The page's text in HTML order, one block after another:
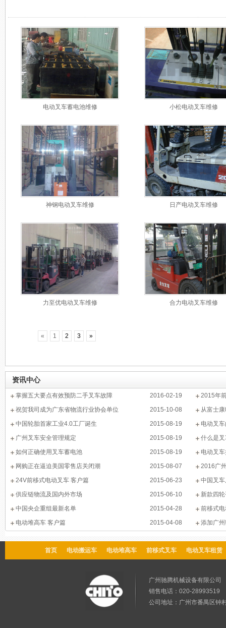
电动叉车蓄电池维修 小松电动叉车维修
神钢电动叉车维修 日产电动叉车维修
力至优电动叉车维修 合力电动叉车维修
« 1 2 3 »
资讯中心
2016-02-19
掌握五大要点有效预防二手叉车故障
2015年
2015-10-08
祝贺我司成为广东省物流行业协会单位
从富士
2015-08-19
中国轮胎首家工业4.0工厂诞生
电动叉
2015-08-19
广州叉车安全管理规定
什么是
2015-08-19
如何正确使用叉车蓄电池
电动叉
2015-08-07
网购正在逼迫美国零售店关闭潮
2016广
2015-06-23
24V前移式电动叉车 客户篇
中国叉
2015-06-10
供应链物流及国内外市场
新款四
2015-04-28
中国央企重组最新名单
前移式
2015-04-08
电动堆高车 客户篇 添加广
首页 电动搬运车 电动堆高车 前移式叉车 电动叉车租赁
广州驰腾机械设备有限公
销售电话：020-
公司地址：广州市番禺区钟